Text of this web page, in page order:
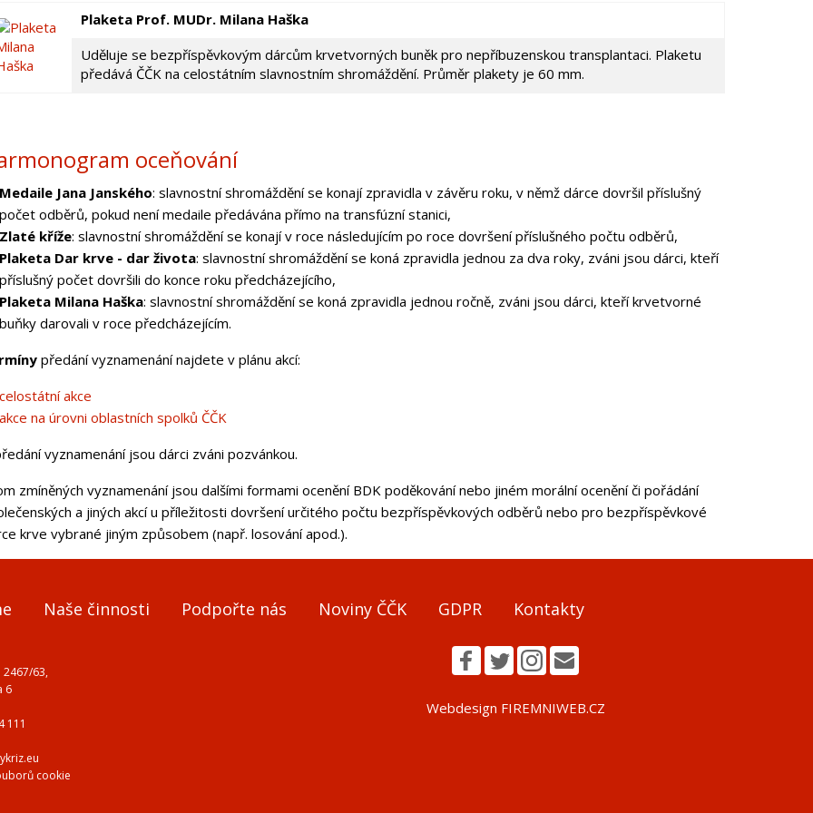
Plaketa Prof. MUDr. Milana Haška
Uděluje se bezpříspěvkovým dárcům krvetvorných buněk pro nepříbuzenskou transplantaci. Plaketu
předává ČČK na celostátním slavnostním shromáždění. Průměr plakety je 60 mm.
oceňování
Medaile Jana Janského: slavnostní shromáždění se konají zpravidla v závěru roku, v němž dárce dovršil příslušný
počet odběrů, pokud není medaile předávána přímo na transfúzní stanici,
Zlaté kříže: slavnostní shromáždění se konají v roce následujícím po roce dovršení příslušného počtu odběrů,
Plaketa Dar krve - dar života: slavnostní shromáždění se koná zpravidla jednou za dva roky, zváni jsou dárci, kteří
příslušný počet dovršili do konce roku předcházejícího,
Plaketa Milana Haška: slavnostní shromáždění se koná zpravidla jednou ročně, zváni jsou dárci, kteří krvetvorné
buňky darovali v roce předcházejícím.
předání vyznamenání najdete v plánu akcí:
celostátní akce
akce na úrovni oblastních spolků ČČK
vyznamenání jsou dárci zváni pozvánkou.
zmíněných vyznamenání jsou dalšími formami ocenění BDK poděkování nebo jiném morální ocenění či pořádání
a jiných akcí u příležitosti dovršení určitého počtu bezpříspěvkových odběrů nebo pro bezpříspěvkové
krve vybrané jiným způsobem (např. losování apod.).
Naše činnosti Podpořte nás Noviny ČČK GDPR Kontakty
2467/63,
6
111
cookie
Webdesign FIREMNIWEB.CZ